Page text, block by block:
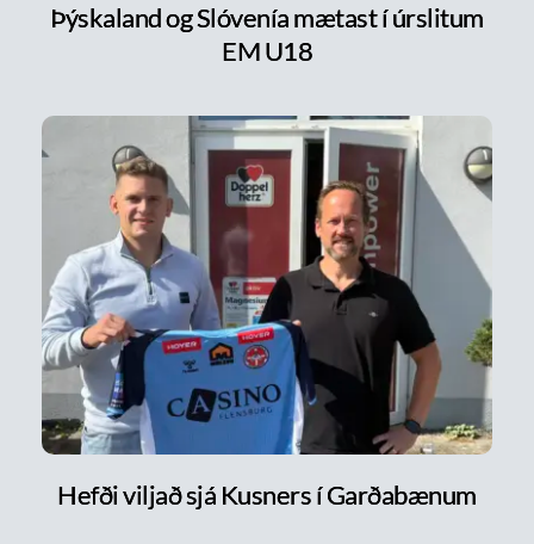
Þýskaland og Slóvenía mætast í úrslitum
EM U18
Hefði viljað sjá Kusners í Garðabænum